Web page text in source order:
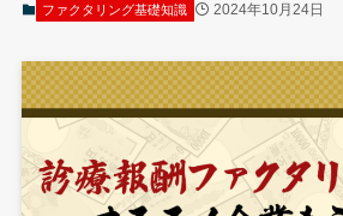
ファクタリング基礎知識 2024年10月24日